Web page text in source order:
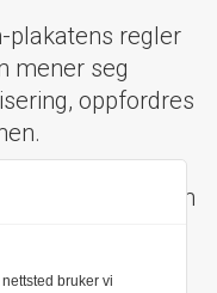
plakatens regler
mener seg
oppfordres
er et klageorgan
som
i presseetiske
bruker vi